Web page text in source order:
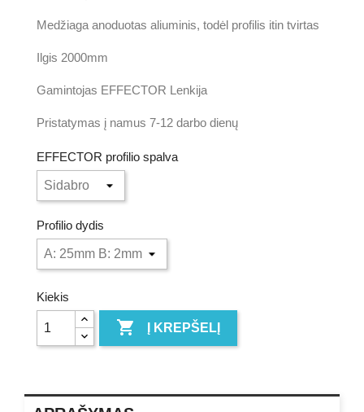
Medžiaga anoduotas aliuminis, todėl profilis itin tvirtas
Ilgis 2000mm
Gamintojas EFFECTOR Lenkija
Pristatymas į namus 7-12 darbo dienų
EFFECTOR profilio spalva
Profilio dydis
Kiekis
 Į KREPŠELĮ